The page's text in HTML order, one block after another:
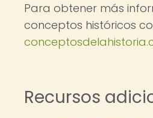
Para obtener más
conceptos históricos
Recursos